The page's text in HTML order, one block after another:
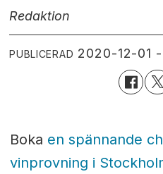
Redaktion
PUBLICERAD 2020-12-01
Boka en spännande
vinprovning i